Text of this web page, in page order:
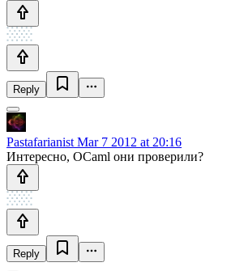
Reply
Pastafarianist Mar 7 2012 at 20:16
Интересно, OCaml они проверили?
Reply